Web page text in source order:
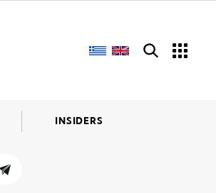
INSIDERS